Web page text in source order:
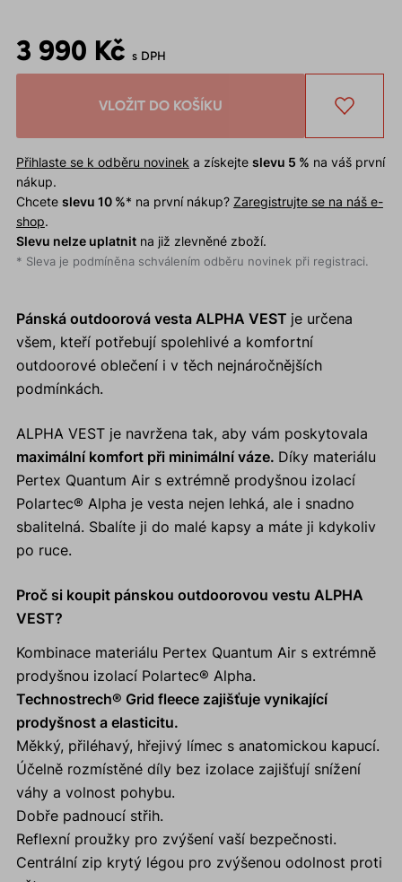
3 990 Kč s DPH
VLOŽIT DO KOŠÍKU
Přihlaste se k odběru novinek a získejte slevu 5 % na váš první
nákup.
Chcete slevu 10 %* na první nákup? Zaregistrujte se na náš e-
shop.
Slevu nelze uplatnitna již zlevněné zboží.
* Sleva je podmíněna schválením odběru novinek při registraci.
Pánská outdoorová vesta ALPHA VEST je určena
všem, kteří potřebují spolehlivé a komfortní
outdoorové oblečení i v těch nejnáročnějších
podmínkách.
ALPHA VEST je navržena tak, aby vám poskytovala
maximální komfort při minimální váze. Díky materiálu
Pertex Quantum Air s extrémně prodyšnou izolací
Polartec® Alpha je vesta nejen lehká, ale i snadno
sbalitelná. Sbalíte ji do malé kapsy a máte ji kdykoliv
po ruce.
Proč si koupit pánskou outdoorovou vestu ALPHA
VEST?
Kombinace materiálu Pertex Quantum Air s extrémně
prodyšnou izolací Polartec® Alpha.
Technostrech® Grid fleece zajišťuje vynikající
prodyšnost a elasticitu.
Měkký, přiléhavý, hřejivý límec s anatomickou kapucí.
Účelně rozmístěné díly bez izolace zajišťují snížení
váhy a volnost pohybu.
Dobře padnoucí střih.
Reflexní proužky pro zvýšení vaší bezpečnosti.
Centrální zip krytý légou pro zvýšenou odolnost proti